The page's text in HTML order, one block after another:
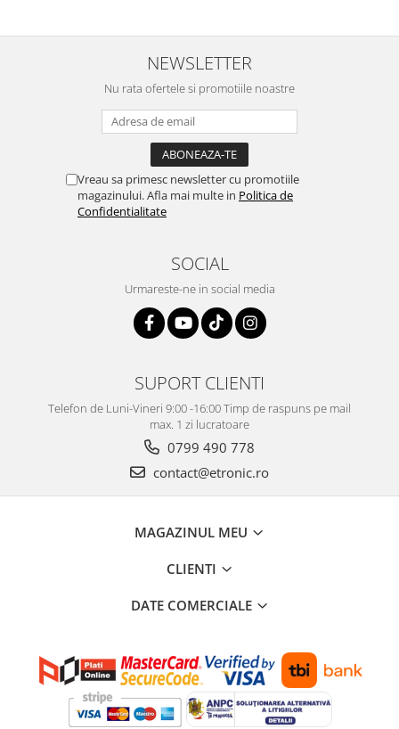
NEWSLETTER
Nu rata ofertele si promotiile noastre
Vreau sa primesc newsletter cu promotiile
magazinului. Afla mai multe in Politica de
Confidentialitate
SOCIAL
Urmareste-ne in social media
SUPORT CLIENTI
Telefon de Luni-Vineri 9:00 -16:00 Timp de raspuns pe mail
max. 1 zi lucratoare
0799 490 778
contact@etronic.ro
MAGAZINUL MEU
CLIENTI
DATE COMERCIALE